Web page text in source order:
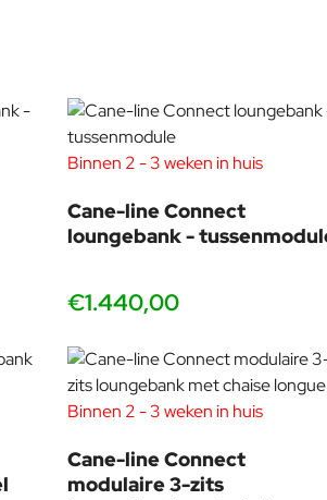
Binnen 2 - 3 weken in huis
Cane-line Connect
loungebank -
€1.440,00
Binnen 2 - 3 weken in huis
Cane-line Connect
modulaire 3-zits